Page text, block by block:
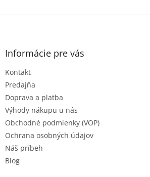
Z
Informácie pre vás
Kontakt
Predajňa
Doprava a platba
Výhody nákupu u nás
Obchodné podmienky (VOP)
Ochrana osobných údajov
Náš príbeh
Blog